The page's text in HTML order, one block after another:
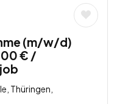
(m/w/d)
€ /
Thüringen,